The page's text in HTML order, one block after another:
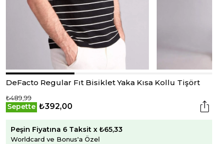
DeFacto Regular Fıt Bisiklet Yaka Kısa Kollu Tişört
₺489,99
Sepette ₺392,00
Peşin Fiyatına 6 Taksit x ₺65,33
Worldcard ve Bonus'a Özel